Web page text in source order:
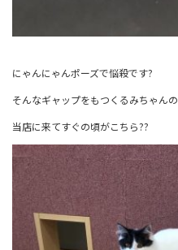
にゃんにゃんポーズで悩殺です?
そんなギャップをもつくるみちゃんの
当店に来てすぐの頃がこちら??